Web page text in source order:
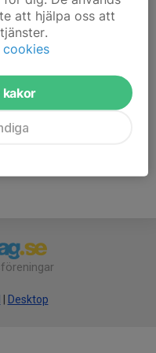
du bli medlem
är avgiftsfri.
Desktop
att hjälpa oss att
cookies
kakor